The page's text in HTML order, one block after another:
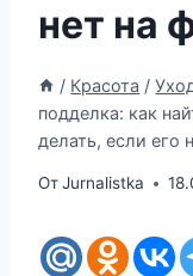
нет на
/ Красота /
подделка: как
делать, если его
ОтJurnalistka